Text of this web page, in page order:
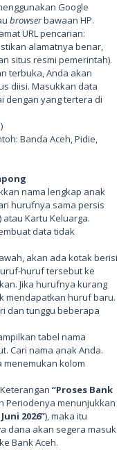
Google
browserbawaan HP.
URL pencarian:
alamatnya benar,
situs resmi pemerintah).
terbuka, Anda akan
diisi. Masukkan data
dengan yang tertera di
Banda Aceh, Pidie,
nama lengkap anak
hurufnya sama persis
atau Kartu Keluarga.
data tidak
akan ada kotak berisi
huruf tersebut ke
Jika hurufnya kurang
mendapatkan huruf baru.
dan tunggu beberapa
tabel nama
Cari nama anak Anda.
menemukan kolom
“Proses Bank
Periodenya menunjukkan
2026”), maka itu
dana akan segera masuk
Bank Aceh.